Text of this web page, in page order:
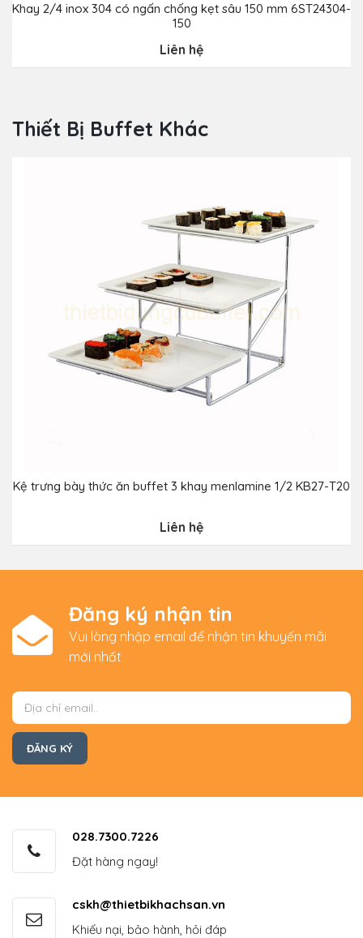
Khay 2/4 inox 304 có ngấn chống kẹt sâu 150 mm 6ST24304-
150
Liên hệ
Thiết Bị Buffet Khác
Kệ trưng bày thức ăn buffet 3 khay menlamine 1/2 KB27-T20
Liên hệ
Đăng ký nhận tin
Vui lòng nhập email để nhận tin khuyến mãi
mới nhất
028.7300.7226
Đặt hàng ngay!
cskh@thietbikhachsan.vn
Khiếu nại, bảo hành, hỏi đáp